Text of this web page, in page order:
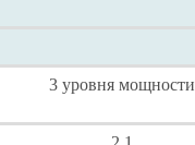
3 уровня мощности